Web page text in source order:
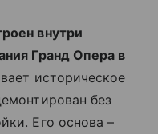
внутри
Гранд Опера в
историческое
без
Его основа –